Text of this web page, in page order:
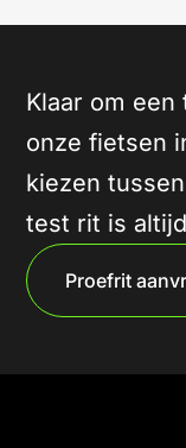
Klaar om
onze fietsen
kiezen
test rit is
Proefrit